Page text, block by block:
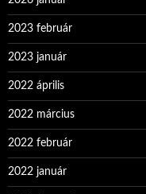
2023 február
2023 január
2022 április
2022 március
2022 február
2022 január